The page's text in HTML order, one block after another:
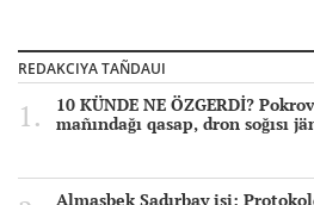
REDAKCIYA TAÑDAUI
10 KÜNDE NE ÖZGERDİ?
mañındağı qasap, dron soğısı
Almasbek Sadırbay isi: